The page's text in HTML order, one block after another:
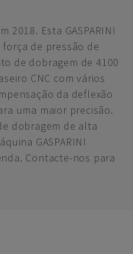
2018. Esta GASPARINI
de pressão de
de dobragem de 4100
CNC com vários
da deflexão
uma maior precisão.
dobragem de alta
GASPARINI
Contacte-nos para